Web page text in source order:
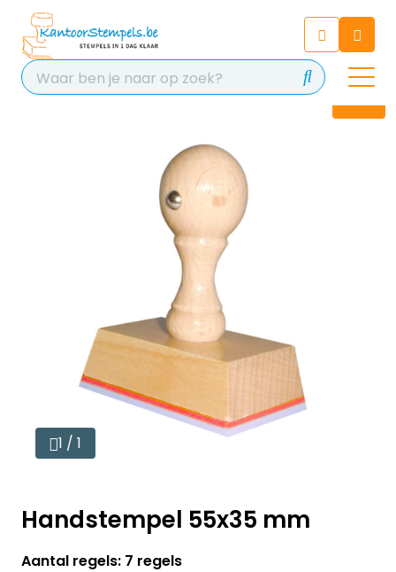
Chat 24/7 met onze chatbot
voor hulp
Contact
1 / 1
Handstempel 55x35 mm
Aantal regels: 7 regels